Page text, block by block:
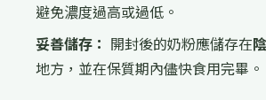
避免濃度過高或過低。
妥善儲存： 開封後的奶粉應儲存在
地方，並在保質期內儘快食用完畢。